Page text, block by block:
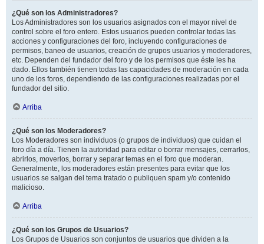
¿Qué son los Administradores?
Los Administradores son los usuarios asignados con el mayor nivel de
control sobre el foro entero. Estos usuarios pueden controlar todas las
acciones y configuraciones del foro, incluyendo configuraciones de
permisos, baneo de usuarios, creación de grupos usuarios y moderadores,
etc. Dependen del fundador del foro y de los permisos que éste les ha
dado. Ellos también tienen todas las capacidades de moderación en cada
uno de los foros, dependiendo de las configuraciones realizadas por el
fundador del sitio.
Arriba
¿Qué son los Moderadores?
Los Moderadores son individuos (o grupos de individuos) que cuidan el
foro día a día. Tienen la autoridad para editar o borrar mensajes, cerrarlos,
abrirlos, moverlos, borrar y separar temas en el foro que moderan.
Generalmente, los moderadores están presentes para evitar que los
usuarios se salgan del tema tratado o publiquen spam y/o contenido
malicioso.
Arriba
¿Qué son los Grupos de Usuarios?
Los Grupos de Usuarios son conjuntos de usuarios que dividen a la